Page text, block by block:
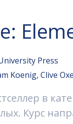
Press
Koenig, Clive
в
Курс